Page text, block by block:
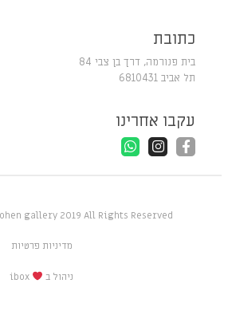
כתובת
בית פנורמה, דרך בן צבי 84
תל אביב 6810431
עקבו אחרינו
gallery 2019 All Rights Reserved
מדיניות פרטיות
ניהול ב